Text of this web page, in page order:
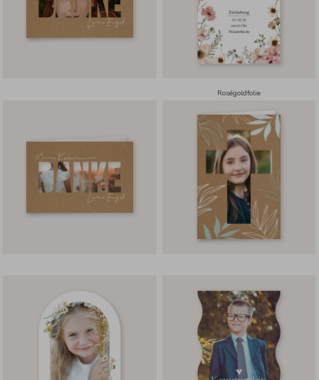
Roségoldfolie